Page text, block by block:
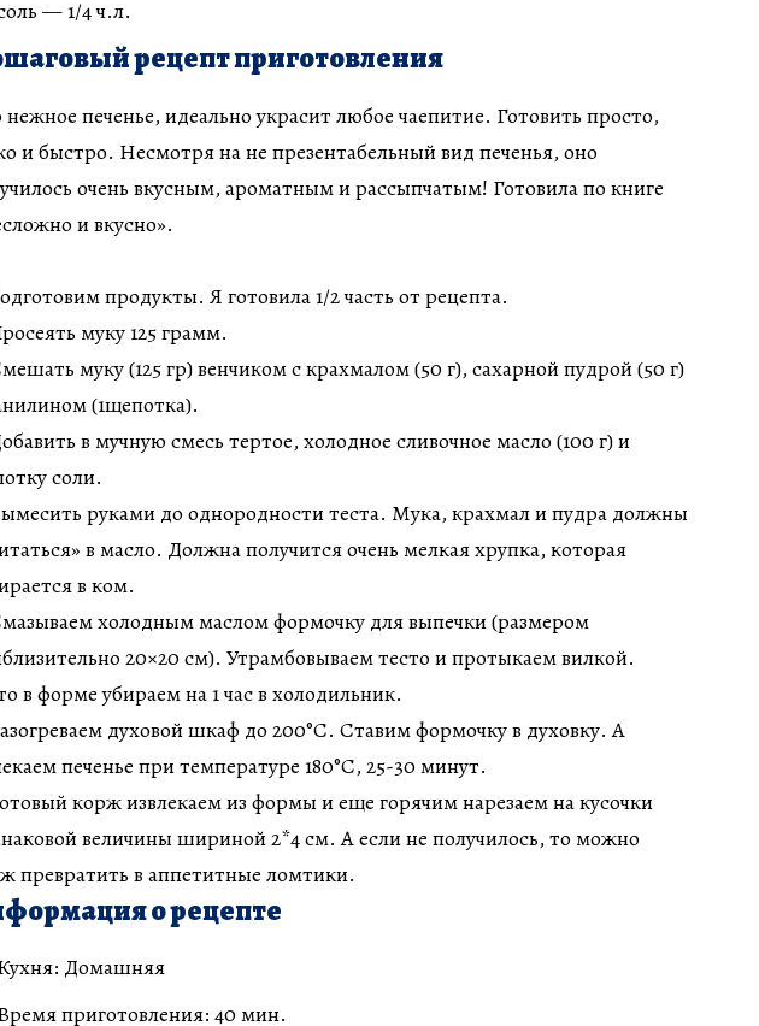
— 1/4 ч.л.
рецепт приготовления
нежное печенье, идеально украсит любое чаепитие. Готовить просто,
и быстро. Несмотря на не презентабельный вид печенья, оно
очень вкусным, ароматным и рассыпчатым! Готовила по книге
и вкусно».
продукты. Я готовила 1/2 часть от рецепта.
муку 125 грамм.
муку (125 гр) венчиком с крахмалом (50 г), сахарной пудрой (50 г)
(1щепотка).
в мучную смесь тертое, холодное сливочное масло (100 г) и
соли.
руками до однородности теста. Мука, крахмал и пудра должны
в масло. Должна получится очень мелкая хрупка, которая
в ком.
холодным маслом формочку для выпечки (размером
20×20 см). Утрамбовываем тесто и протыкаем вилкой.
в форме убираем на 1 час в холодильник.
духовой шкаф до 200°С. Ставим формочку в духовку. А
печенье при температуре 180°С, 25-30 минут.
корж извлекаем из формы и еще горячим нарезаем на кусочки
величины шириной 2*4 см. А если не получилось, то можно
превратить в аппетитные ломтики.
о рецепте
Домашняя
приготовления: 40 мин.